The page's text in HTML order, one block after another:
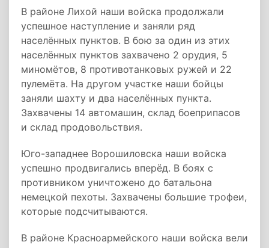
В районе Лихой наши войска продолжали
успешное наступление и заняли ряд
населённых пунктов. В бою за один из этих
населённых пунктов захвачено 2 орудия, 5
миномётов, 8 противотанковых ружей и 22
пулемёта. На другом участке наши бойцы
заняли шахту и два населённых пункта.
Захвачены 14 автомашин, склад боеприпасов
и склад продовольствия.
Юго-западнее Ворошиловска наши войска
успешно продвигались вперёд. В боях с
противником уничтожено до батальона
немецкой пехоты. Захвачены большие трофеи,
которые подсчитываются.
В районе Красноармейского наши войска вели